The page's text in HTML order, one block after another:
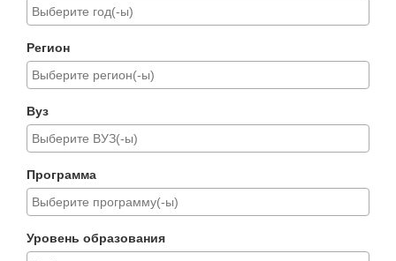
Регион
Вуз
Программа
Уровень образования